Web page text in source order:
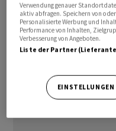
Verwendung genauer
aktiv abfragen. Speichern von
Personalisierte Werbung und
Performance von Inhalten,
Verbesserung von Angeboten.
Liste der Partner
EINSTELLUNGEN